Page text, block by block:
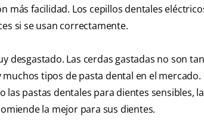
más facilidad. Los cepillos dentales
si se usan correctamente.
desgastado. Las cerdas gastadas no son tan
tipos de pasta dental en el mercado.
pastas dentales para dientes sensibles,
la mejor para sus dientes.